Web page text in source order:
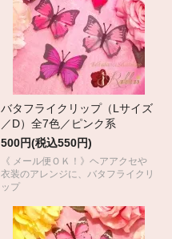
バタフライクリップ（Lサイズ
／D）全7色／ピンク系
500円(税込550円)
《 メール便ＯＫ！》ヘアアクセや
衣装のアレンジに、バタフライクリ
ップ